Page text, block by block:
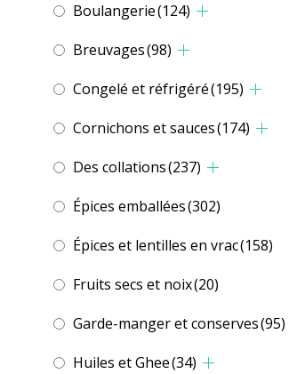
Boulangerie(124)
Breuvages(98)
Congelé et réfrigéré(195)
Cornichons et sauces(174)
Des collations(237)
Épices emballées(302)
Épices et lentilles en vrac(158)
Fruits secs et noix(20)
Garde-manger et conserves(95)
Huiles et Ghee(34)